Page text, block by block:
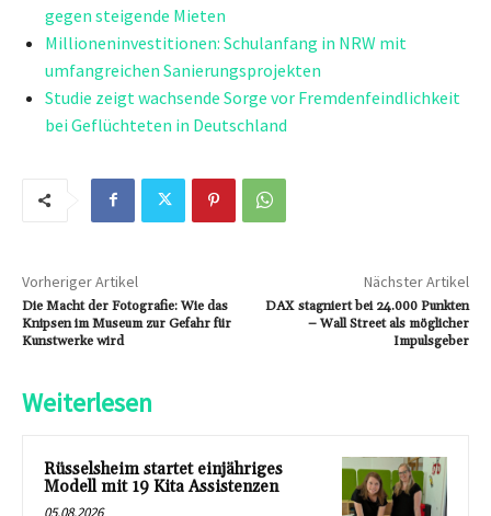
gegen steigende Mieten
Millioneninvestitionen: Schulanfang in NRW mit
umfangreichen Sanierungsprojekten
Studie zeigt wachsende Sorge vor Fremdenfeindlichkeit
bei Geflüchteten in Deutschland
Vorheriger Artikel
Die Macht der Fotografie: Wie das
Knipsen im Museum zur Gefahr für
Kunstwerke wird
Nächster Artikel
DAX stagniert bei 24.000 Punkten
– Wall Street als möglicher
Impulsgeber
Weiterlesen
Rüsselsheim startet einjähriges
Modell mit 19 Kita Assistenzen
05.08.2026